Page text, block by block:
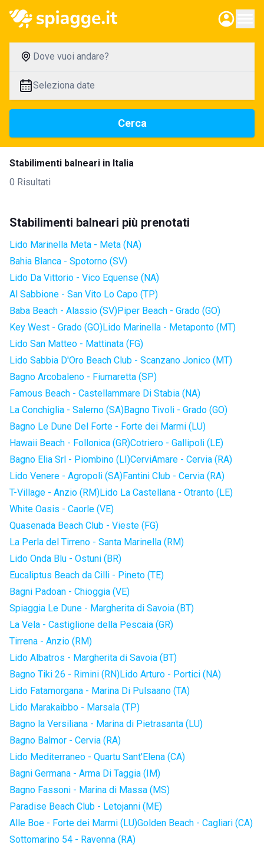
Dove vuoi andare?
Seleziona date
Cerca
Stabilimenti balneari in Italia
0 Risultati
Stabilimenti balneari più prenotati
Lido Marinella Meta - Meta (NA)
Bahia Blanca - Spotorno (SV)
Lido Da Vittorio - Vico Equense (NA)
Al Sabbione - San Vito Lo Capo (TP)
Baba Beach - Alassio (SV)Piper Beach - Grado (GO)
Key West - Grado (GO)Lido Marinella - Metaponto (MT)
Lido San Matteo - Mattinata (FG)
Lido Sabbia D'Oro Beach Club - Scanzano Jonico (MT)
Bagno Arcobaleno - Fiumaretta (SP)
Famous Beach - Castellammare Di Stabia (NA)
La Conchiglia - Salerno (SA)Bagno Tivoli - Grado (GO)
Bagno Le Dune Del Forte - Forte dei Marmi (LU)
Hawaii Beach - Follonica (GR)Cotriero - Gallipoli (LE)
Bagno Elia Srl - Piombino (LI)CerviAmare - Cervia (RA)
Lido Venere - Agropoli (SA)Fantini Club - Cervia (RA)
T-Village - Anzio (RM)Lido La Castellana - Otranto (LE)
White Oasis - Caorle (VE)
Quasenada Beach Club - Vieste (FG)
La Perla del Tirreno - Santa Marinella (RM)
Lido Onda Blu - Ostuni (BR)
Eucaliptus Beach da Cilli - Pineto (TE)
Bagni Padoan - Chioggia (VE)
Spiaggia Le Dune - Margherita di Savoia (BT)
La Vela - Castiglione della Pescaia (GR)
Tirrena - Anzio (RM)
Lido Albatros - Margherita di Savoia (BT)
Bagno Tiki 26 - Rimini (RN)Lido Arturo - Portici (NA)
Lido Fatamorgana - Marina Di Pulsaano (TA)
Lido Marakaibbo - Marsala (TP)
Bagno la Versiliana - Marina di Pietrasanta (LU)
Bagno Balmor - Cervia (RA)
Lido Mediterraneo - Quartu Sant'Elena (CA)
Bagni Germana - Arma Di Taggia (IM)
Bagno Fassoni - Marina di Massa (MS)
Paradise Beach Club - Letojanni (ME)
Alle Boe - Forte dei Marmi (LU)Golden Beach - Cagliari (CA)
Sottomarino 54 - Ravenna (RA)